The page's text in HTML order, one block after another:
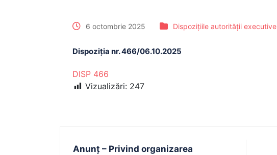
6 octombrie 2025 Dispozițiile autorității executive
Dispoziția nr. 466/06.10.2025
DISP 466
Vizualizări: 247
Anunț – Privind organizarea